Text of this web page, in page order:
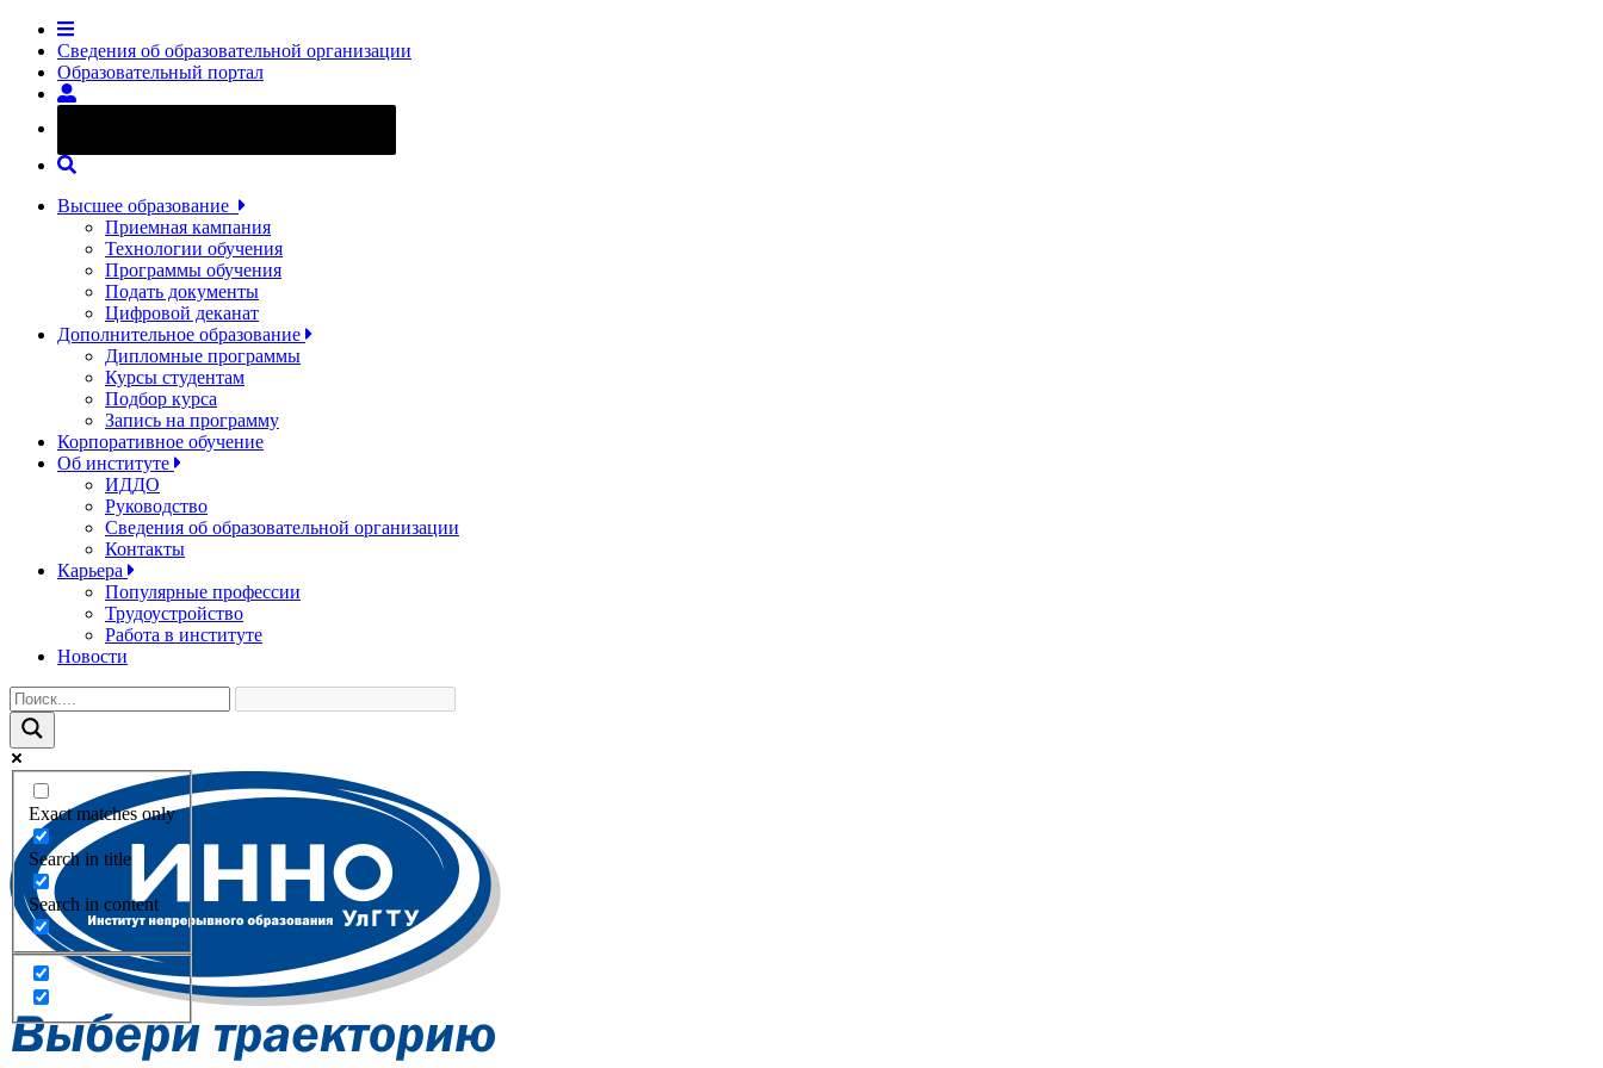
Сведения об образовательной организации
Образовательный портал
Высшее образование
Приемная кампания
Технологии обучения
Программы обучения
Подать документы
Цифровой деканат
Дополнительное образование
Дипломные программы
Курсы студентам
Подбор курса
Запись на программу
Корпоративное обучение
Об институте
ИДДО
Руководство
Сведения об образовательной организации
Контакты
Карьера
Популярные профессии
Трудоустройство
Работа в институте
Новости
Exact matches only
Search in title
Search in content